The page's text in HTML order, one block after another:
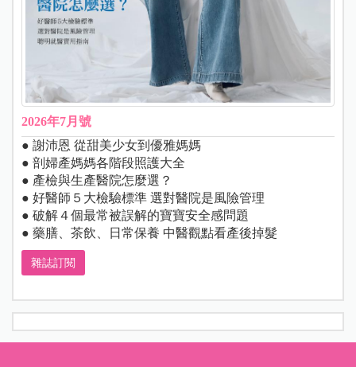
2026年7月號
● 謝沛恩 從甜美少女到優雅媽媽
● 剖婦產媽媽各階段照護大全
● 產檢與生產醫院怎麼選？
● 好醫師５大檢驗標準 選對醫院是風險管理
● 破解４個最常被誤解的寶寶安全感問題
● 藥膳、茶飲、日常保養 中醫觀點看產後掉髮
雜誌訂閱